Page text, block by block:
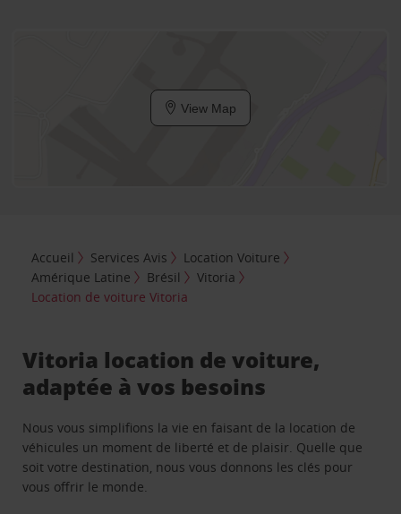
View Map
Accueil Services Avis
Location Voiture
Amérique Latine
Brésil
Vitoria
Location de voiture Vitoria
Vitoria location de voiture,
adaptée à vos besoins
Nous vous simplifions la vie en faisant de la location de
véhicules un moment de liberté et de plaisir. Quelle que
soit votre destination, nous vous donnons les clés pour
vous offrir le monde.